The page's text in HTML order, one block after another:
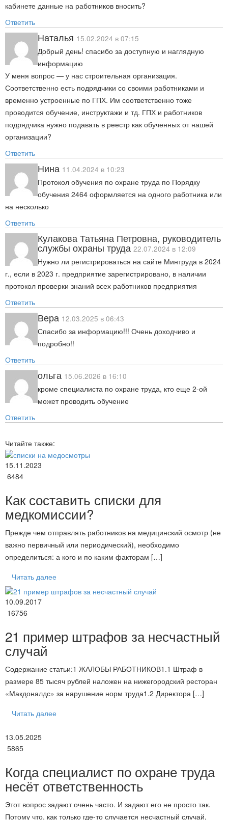
кабинете данные на работников вносить?
Ответить
Наталья 15.02.2024 в 07:15
Добрый день! спасибо за доступную и наглядную
информацию
У меня вопрос — у нас строительная организация.
Соответственно есть подрядчики со своими работниками и
временно устроенные по ГПХ. Им соответственно тоже
проводится обучение, инструктажи и тд. ГПХ и работников
подрядчика нужно подавать в реестр как обученных от нашей
организации?
Ответить
Нина 11.04.2024 в 10:23
Протокол обучения по охране труда по Порядку
обучения 2464 оформляется на одного работника или
на несколько
Ответить
Кулакова Татьяна Петровна, руководитель
службы охраны труда 22.07.2024 в 12:09
Нужно ли регистрироваться на сайте Минтруда в 2024
г., если в 2023 г. предприятие зарегистрировано, в наличии
протокол проверки знаний всех работников предприятия
Ответить
Вера 12.03.2025 в 06:43
Спасибо за информацию!!! Очень доходчиво и
подробно!!
Ответить
ольга 15.06.2026 в 16:10
кроме специалиста по охране труда, кто еще 2-ой
может проводить обучение
Ответить
Читайте также:
15.11.2023
6484
Как составить списки для
медкомиссии?
Прежде чем отправлять работников на медицинский осмотр (не
важно первичный или периодический), необходимо
определиться: а кого и по каким факторам […]
Читать далее
10.09.2017
16756
21 пример штрафов за несчастный
случай
Содержание статьи:1 ЖАЛОБЫ РАБОТНИКОВ1.1 Штраф в
размере 85 тысяч рублей наложен на нижегородский ресторан
«Макдоналдс» за нарушение норм труда1.2 Директора […]
Читать далее
13.05.2025
5865
Когда специалист по охране труда
несёт ответственность
Этот вопрос задают очень часто. И задают его не просто так.
Потому что, как только где-то случается несчастный случай,